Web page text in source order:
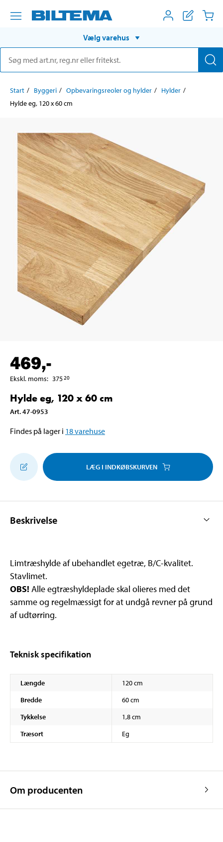
Vælg varehus
Start Byggeri Opbevaringsreoler og hylder
Hylder
Hylde eg, 120 x 60 cm
469,-
Ekskl. moms: 37520
Hylde eg, 120 x 60 cm
Art.47-0953
Findes på lager i 18varehuse
LÆG I INDKØBSKURVEN
Beskrivelse
Limtræshylde af ubehandlet egetræ, B/C-kvalitet.
Stavlimet.
OBS! Alle egtræshyldeplade skal olieres med det
samme og regelmæssigt for at undgå revner på grund
af udtørring.
Teknisk specifikation
Længde
120 cm
Bredde
60 cm
Tykkelse
1,8 cm
Træsort
Eg
Om producenten